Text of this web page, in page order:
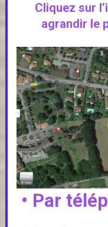
Cliquez sur
agrandir le
• Par